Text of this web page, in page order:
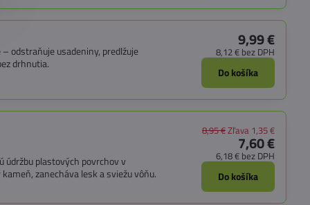
odstraňuje usadeniny, predlžuje
drhnutia.
9,99 €
8,12 € bez DPH
Do košíka
údržbu plastových povrchov v
zanecháva lesk a sviežu vôňu.
7,60 €
6,18 € bez DPH
8,95 €Zľava 1,35 €
Do košíka